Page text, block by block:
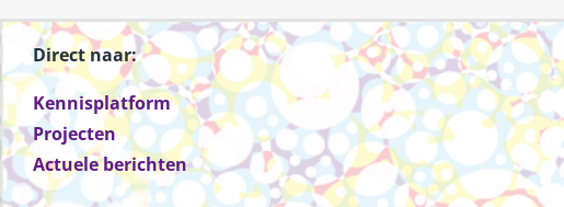
Direct naar:
Kennisplatform
Projecten
Actuele berichten